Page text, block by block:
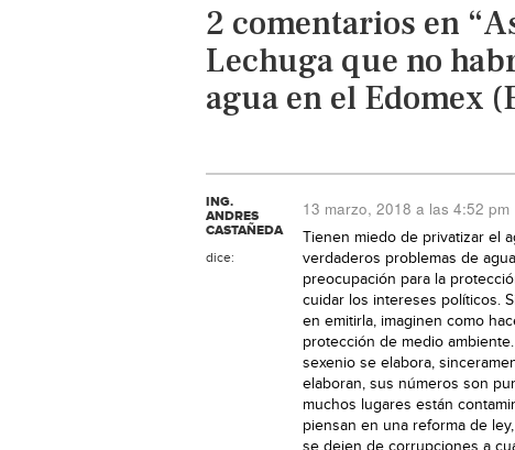
2 comentarios en
Lechuga que no
agua en el Edomex
ING.
ANDRES
CASTAÑEDA
dice:
13 marzo, 2018 a las 4:52 pm
Tienen miedo de privatizar el
verdaderos problemas de
preocupación para la
cuidar los intereses políticos.
en emitirla, imaginen como
protección de medio
sexenio se elabora,
elaboran, sus números son
muchos lugares están
piensan en una reforma de